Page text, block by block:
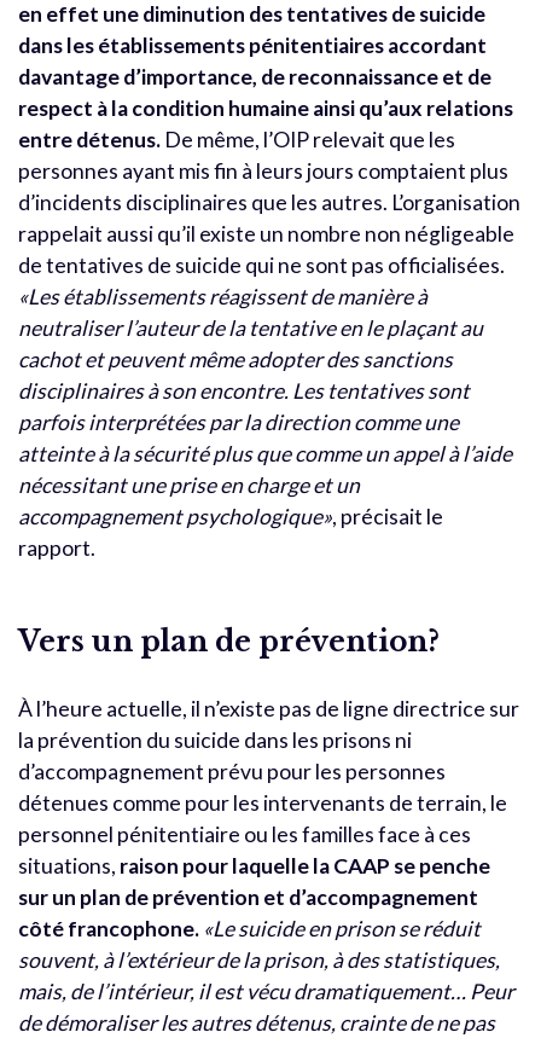
en effet une diminution des tentatives de suicide
dans les établissements pénitentiaires accordant
davantage d’importance, de reconnaissance et de
respect à la condition humaine ainsi qu’aux relations
entre détenus. De même, l’OIP relevait que les
personnes ayant mis fin à leurs jours comptaient plus
d’incidents disciplinaires que les autres. L’organisation
rappelait aussi qu’il existe un nombre non négligeable
de tentatives de suicide qui ne sont pas officialisées.
«Les établissements réagissent de manière à
neutraliser l’auteur de la tentative en le plaçant au
cachot et peuvent même adopter des sanctions
disciplinaires à son encontre. Les tentatives sont
parfois interprétées par la direction comme une
atteinte à la sécurité plus que comme un appel à l’aide
nécessitant une prise en charge et un
accompagnement psychologique», précisait le
rapport.
Vers un plan de prévention?
À l’heure actuelle, il n’existe pas de ligne directrice sur
la prévention du suicide dans les prisons ni
d’accompagnement prévu pour les personnes
détenues comme pour les intervenants de terrain, le
personnel pénitentiaire ou les familles face à ces
situations, raison pour laquelle la CAAP se penche
sur un plan de prévention et d’accompagnement
côté francophone. «Le suicide en prison se réduit
souvent, à l’extérieur de la prison, à des statistiques,
mais, de l’intérieur, il est vécu dramatiquement… Peur
de démoraliser les autres détenus, crainte de ne pas